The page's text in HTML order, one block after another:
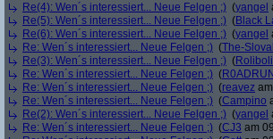
Re(4): Wen´s interessiert... Neue Felgen ;) (yangel
Re(5): Wen´s interessiert... Neue Felgen ;) (Black
Re(6): Wen´s interessiert... Neue Felgen ;) (yangel
Re: Wen´s interessiert... Neue Felgen ;) (The-
Re(3): Wen´s interessiert... Neue Felgen ;) (Roliboli
Re: Wen´s interessiert... Neue Felgen ;) (
Re: Wen´s interessiert... Neue Felgen ;) (reavez
Re: Wen´s interessiert... Neue Felgen ;) (Campino
Re(2): Wen´s interessiert... Neue Felgen ;) (yangel
Re: Wen´s interessiert... Neue Felgen ;) (CJ3 am